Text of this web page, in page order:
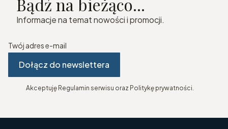
Bądź na bieżąco...
Informacje na temat nowości i promocji.
Twój adres e-mail
Dołącz do newslettera
Akceptuję Regulamin serwisu oraz Politykę prywatności.